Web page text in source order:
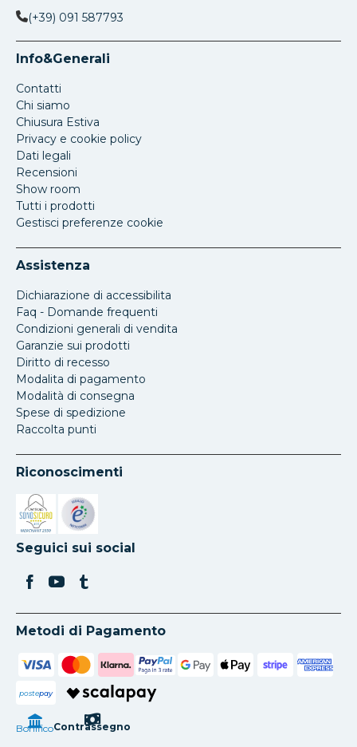
(+39) 091 587793
Info&Generali
Contatti
Chi siamo
Chiusura Estiva
Privacy e cookie policy
Dati legali
Recensioni
Show room
Tutti i prodotti
Gestisci preferenze cookie
Assistenza
Dichiarazione di accessibilita
Faq - Domande frequenti
Condizioni generali di vendita
Garanzie sui prodotti
Diritto di recesso
Modalita di pagamento
Modalità di consegna
Spese di spedizione
Raccolta punti
Riconoscimenti
Si apre in una nuova scheda
Si apre in una nuova scheda
Seguici sui social
Metodi di Pagamento
postepay
BonificoContrassegno